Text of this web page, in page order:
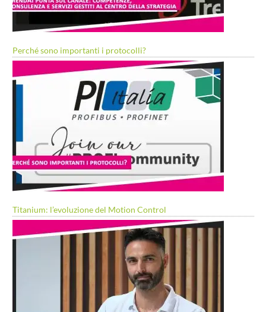
Perché sono importanti i protocolli?
Titanium: l’evoluzione del Motion Control